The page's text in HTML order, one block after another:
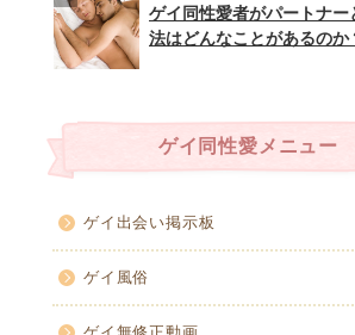
ゲイ同性愛者がパートナー
法はどんなことがあるのか
ゲイ同性愛メニュー
ゲイ出会い掲示板
ゲイ風俗